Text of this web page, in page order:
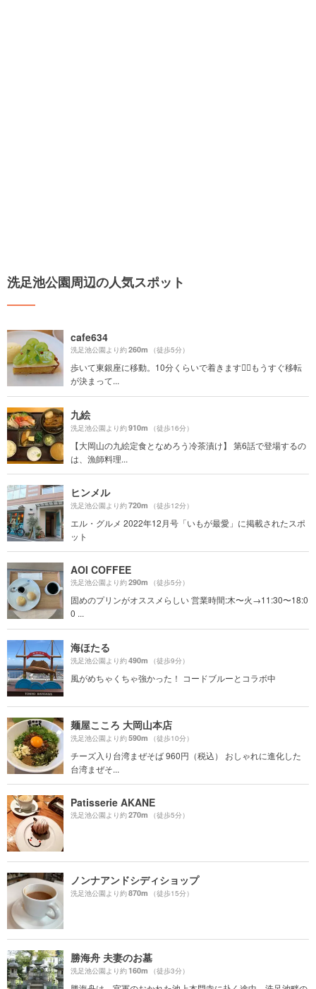
洗足池公園周辺の人気スポット
cafe634
洗足池公園より約260m （徒歩5分）
歩いて東銀座に移動。10分くらいで着きます🚶‍♂️もうすぐ移転
が決まって...
九絵
洗足池公園より約910m （徒歩16分）
【大岡山の九絵定食となめろう冷茶漬け】 第6話で登場するの
は、漁師料理...
ヒンメル
洗足池公園より約720m （徒歩12分）
エル・グルメ 2022年12月号「いもが最愛」に掲載されたスポ
ット
AOI COFFEE
洗足池公園より約290m （徒歩5分）
固めのプリンがオススメらしい 営業時間:木〜火→11:30〜18:0
0 ...
海ほたる
洗足池公園より約490m （徒歩9分）
風がめちゃくちゃ強かった！ コードブルーとコラボ中
麺屋こころ 大岡山本店
洗足池公園より約590m （徒歩10分）
チーズ入り台湾まぜそば 960円（税込） おしゃれに進化した
台湾まぜそ...
Patisserie AKANE
洗足池公園より約270m （徒歩5分）
ノンナアンドシディショップ
洗足池公園より約870m （徒歩15分）
勝海舟 夫妻のお墓
洗足池公園より約160m （徒歩3分）